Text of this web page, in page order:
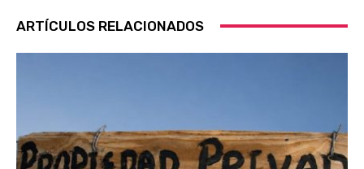
ARTÍCULOS RELACIONADOS